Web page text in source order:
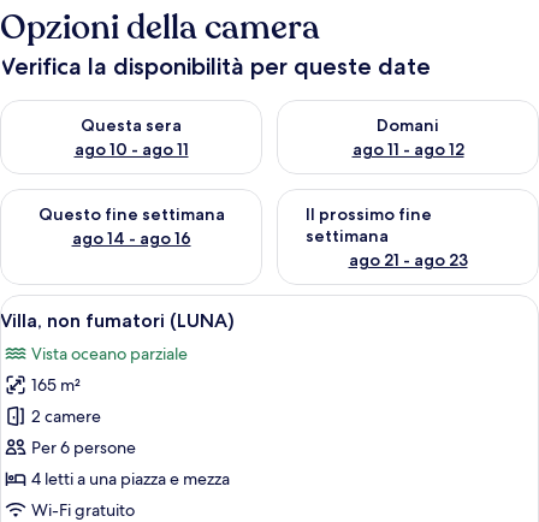
Opzioni della camera
Verifica la disponibilità per queste date
Questa sera
ago 10 - ago 11
Verifica la disponibilità per questa sera, ago 10 - ago 11
Domani
ago 11 - ago 12
Verifica la disponibilità per
Questo fine settimana
ago 14 - ago 16
Verifica la disponibilità per questo fine settimana, ago 14 -
Il prossimo fine
settimana
ago 21 - ago 23
Verifica la disponibilità per il
Apri
tutte
le
foto
per
Villa,
non
fumatori
Area piscina esterna moderna con
32
Villa, non fumatori (LUNA)
Vista oceano parziale
165 m²
2 camere
Per 6 persone
4 letti a una piazza e mezza
Wi-Fi gratuito